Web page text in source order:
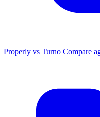
Properly vs Turno Compare